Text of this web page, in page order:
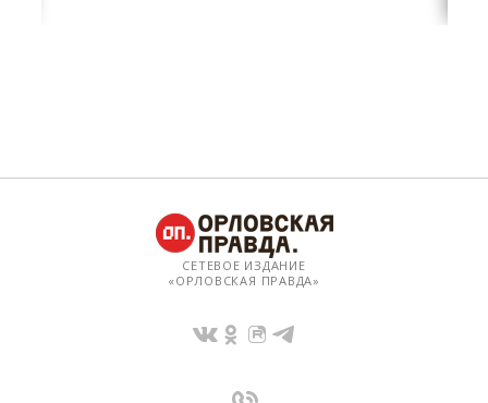
СЕТЕВОЕ ИЗДАНИЕ
«ОРЛОВСКАЯ ПРАВДА»